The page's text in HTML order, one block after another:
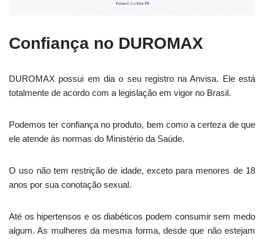
Confiança no DUROMAX
DUROMAX possui em dia o seu registro na Anvisa. Ele está
totalmente de acordo com a legislação em vigor no Brasil.
Podemos ter confiança no produto, bem como a certeza de que
ele atende às normas do Ministério da Saúde.
O uso não tem restrição de idade, exceto para menores de 18
anos por sua conotação sexual.
Até os hipertensos e os diabéticos podem consumir sem medo
algum. As mulheres da mesma forma, desde que não estejam